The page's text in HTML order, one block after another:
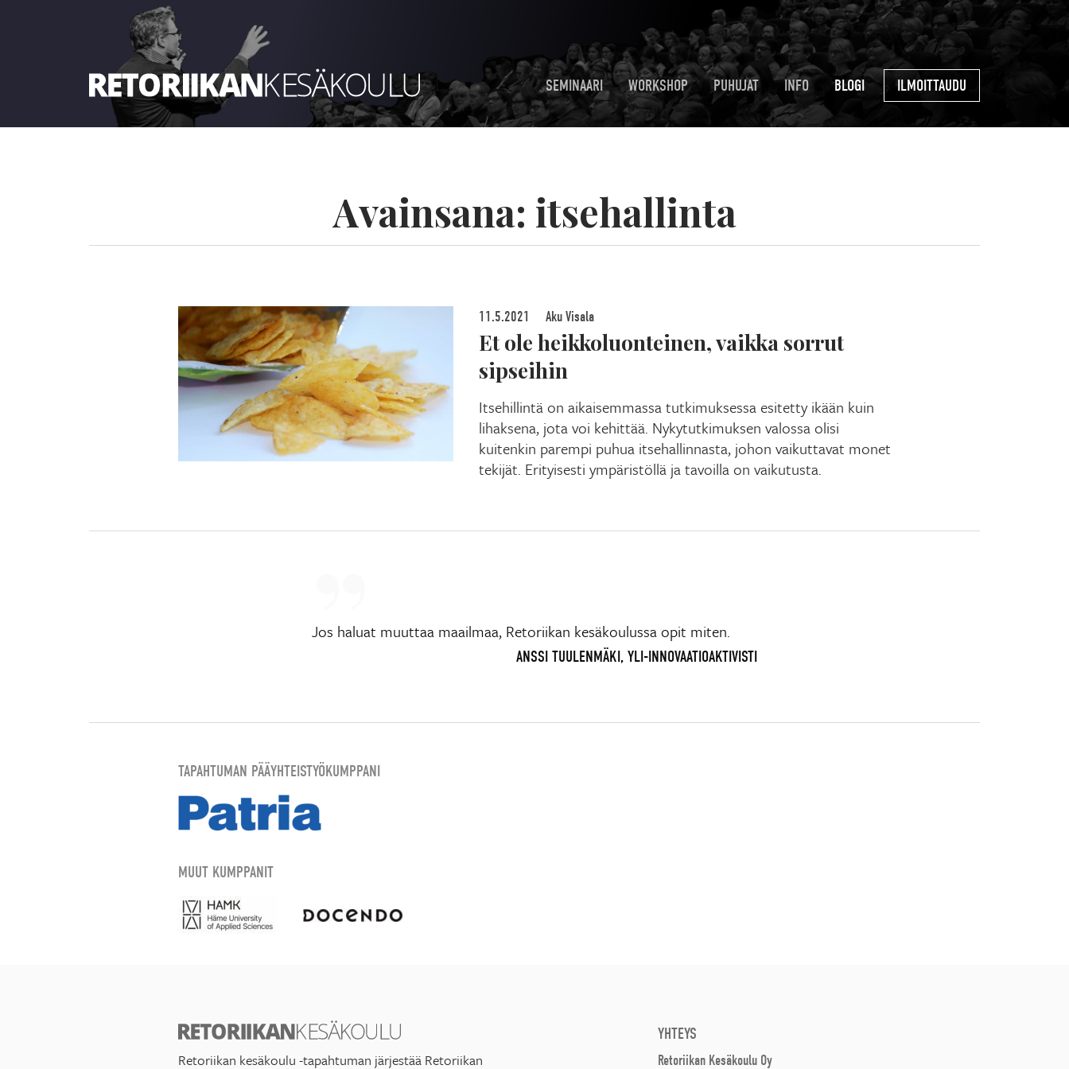
SEMINAARI WORKSHOP PUHUJAT INFO BLOGI ILMOITTAUDU
Avainsana: itsehallinta
11.5.2021 Aku Visala
Et ole heikkoluonteinen, vaikka sorrut
sipseihin
Itsehillintä on aikaisemmassa tutkimuksessa esitetty ikään kuin
lihaksena, jota voi kehittää. Nykytutkimuksen valossa olisi
kuitenkin parempi puhua itsehallinnasta, johon vaikuttavat monet
tekijät. Erityisesti ympäristöllä ja tavoilla on vaikutusta.
Jos haluat muuttaa maailmaa, Retoriikan kesäkoulussa opit miten.
ANSSI TUULENMÄKI, YLI-INNOVAATIOAKTIVISTI
TAPAHTUMAN PÄÄYHTEISTYÖKUMPPANI
MUUT KUMPPANIT
Retoriikan kesäkoulu -tapahtuman järjestää Retoriikan
YHTEYS
Retoriikan Kesäkoulu Oy